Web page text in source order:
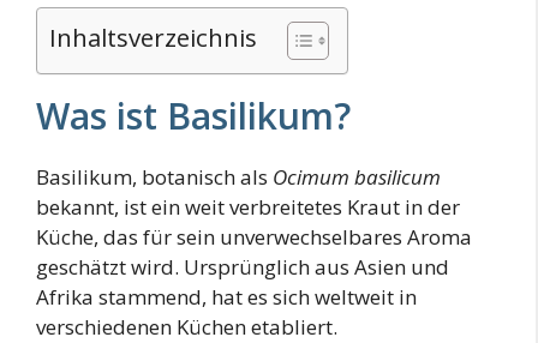
Inhaltsverzeichnis
Was ist Basilikum?
Basilikum, botanisch als Ocimum basilicum
bekannt, ist ein weit verbreitetes Kraut in der
Küche, das für sein unverwechselbares Aroma
geschätzt wird. Ursprünglich aus Asien und
Afrika stammend, hat es sich weltweit in
verschiedenen Küchen etabliert.